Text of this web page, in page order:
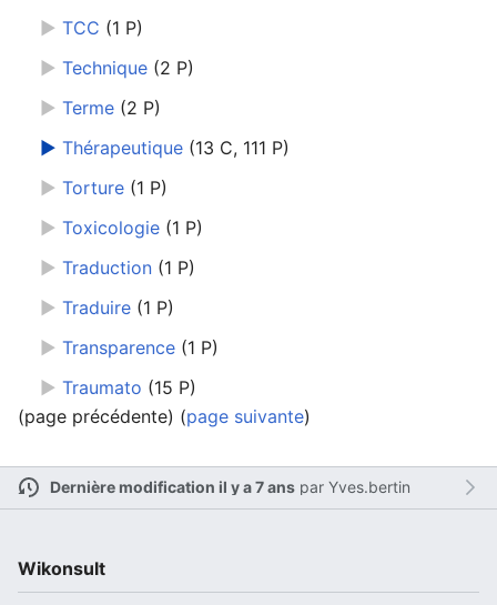
► TCC (1 P)
► Technique (2 P)
► Terme (2 P)
► Thérapeutique (13 C, 111 P)
► Torture (1 P)
► Toxicologie (1 P)
► Traduction (1 P)
► Traduire (1 P)
► Transparence (1 P)
► Traumato (15 P)
(page précédente) (page suivante)
Dernière modification il y a 7 anspar Yves.bertin
Wikonsult